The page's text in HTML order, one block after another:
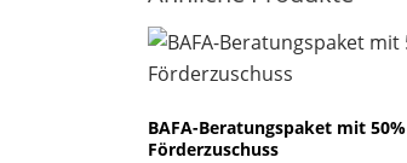
BAFA-Beratungspaket mit 50%
Förderzuschuss